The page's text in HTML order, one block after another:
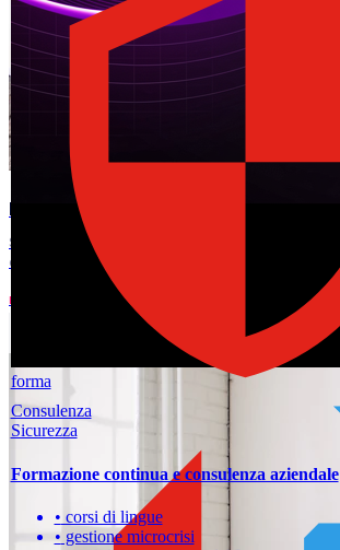
forma
academy
Consulenza
Sicurezza
Formazione continua e consulenza aziendale
corsi di lingue
gestione microcrisi
corsi di informatica ed AI